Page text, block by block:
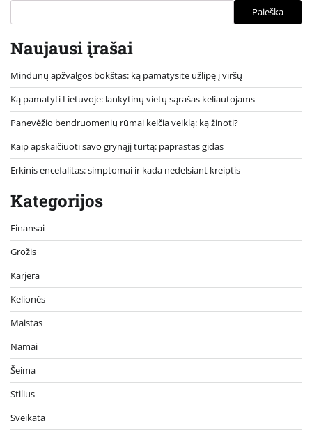
Paieška
Naujausi įrašai
Mindūnų apžvalgos bokštas: ką pamatysite užlipę į viršų
Ką pamatyti Lietuvoje: lankytinų vietų sąrašas keliautojams
Panevėžio bendruomenių rūmai keičia veiklą: ką žinoti?
Kaip apskaičiuoti savo grynąjį turtą: paprastas gidas
Erkinis encefalitas: simptomai ir kada nedelsiant kreiptis
Kategorijos
Finansai
Grožis
Karjera
Kelionės
Maistas
Namai
Šeima
Stilius
Sveikata